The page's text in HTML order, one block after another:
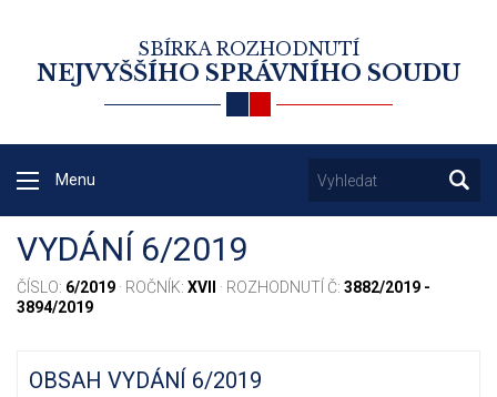
SBÍRKA ROZHODNUTÍ
NEJVYŠŠÍHO SPRÁVNÍHO SOUDU
Menu
VYDÁNÍ 6/2019
ČÍSLO: 6/2019 · ROČNÍK: XVII · ROZHODNUTÍ Č: 3882/2019 -
3894/2019
OBSAH VYDÁNÍ 6/2019